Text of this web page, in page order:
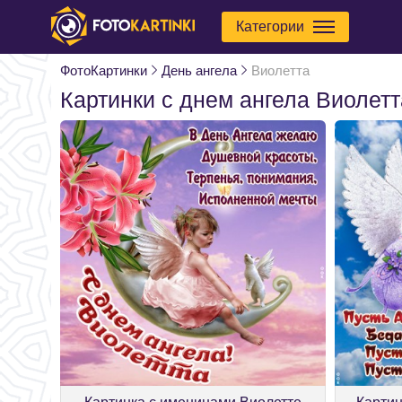
Категории
ФотоКартинки День ангела Виолетта
Картинки с днем ангела